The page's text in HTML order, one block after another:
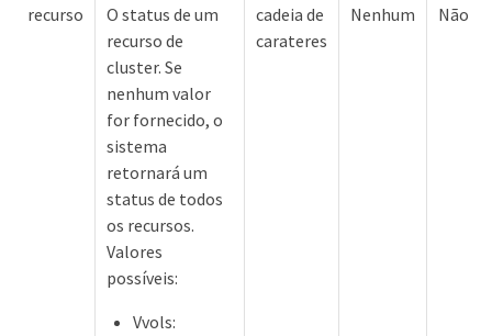
recurso
O status de um
recurso de
cluster. Se
nenhum valor
for fornecido, o
sistema
retornará um
status de todos
os recursos.
Valores
possíveis:
Vvols:
cadeia de
carateres
Nenhum Não